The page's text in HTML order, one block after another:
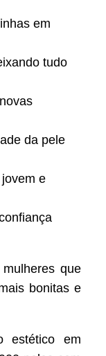
em
tudo
da pele
e
que
bonitas e
estético em